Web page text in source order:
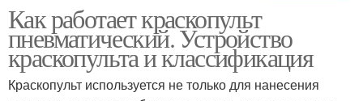
Краскопульты по
сферам
Верхний бачок
Как работает краскопульт
пневматический. Устройство
краскопульта и классификация
Краскопульт используется не только для нанесения